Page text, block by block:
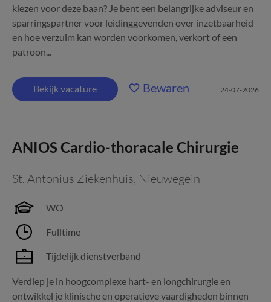
kiezen voor deze baan? Je bent een belangrijke adviseur en
sparringspartner voor leidinggevenden over inzetbaarheid
en hoe verzuim kan worden voorkomen, verkort of een
patroon...
Bekijk vacature Bewaren 24-07-2026
ANIOS Cardio-thoracale Chirurgie
St. Antonius Ziekenhuis, Nieuwegein
WO
Fulltime
Tijdelijk dienstverband
Verdiep je in hoogcomplexe hart- en longchirurgie en
ontwikkel je klinische en operatieve vaardigheden binnen